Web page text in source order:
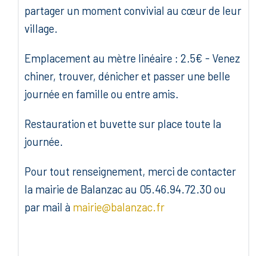
partager un moment convivial au cœur de leur
village.
Emplacement au mètre linéaire : 2.5€ - Venez
chiner, trouver, dénicher et passer une belle
journée en famille ou entre amis.
Restauration et buvette sur place toute la
journée.
Pour tout renseignement, merci de contacter
la mairie de Balanzac au 05.46.94.72.30 ou
par mail à mairie@balanzac.fr